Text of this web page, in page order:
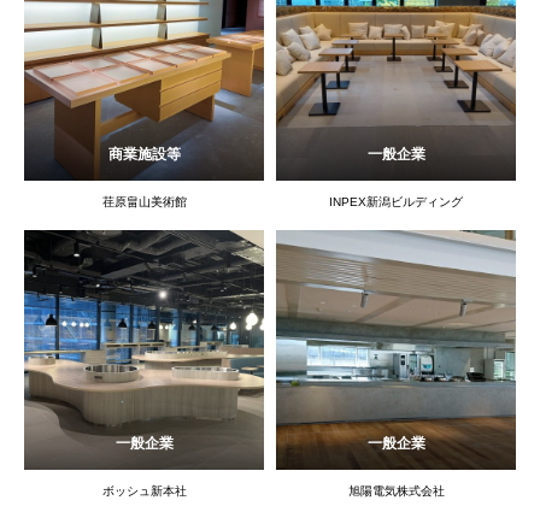
商業施設等
荏原畠山美術館
一般企業
INPEX新潟ビルディング
一般企業
ボッシュ新本社
一般企業
旭陽電気株式会社